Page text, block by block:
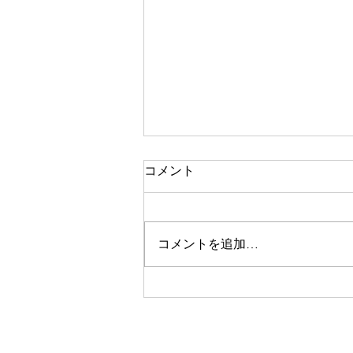
40代 男性 耳掃除綿棒 耳垢
コメント
コメントを追加…